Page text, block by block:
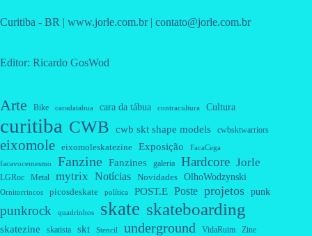
Curitiba - BR | www.jorle.com.br | contato@jorle.com.br
Editor: Ricardo GosWod
Arte Bike caradatabua cara da tábua contracultura Cultura
curitiba CWB cwb skt shape models cwbsktwarriors
eixomole eixomoleskatezine Exposição FacaCega
facavocemesmo Fanzine Fanzines galeria Hardcore Jorle
LGRoc Metal mytrix Notícias Novidades OlhoWodzynski
Ornitorrincos picosdeskate política POST.E Poste projetos punk
punkrock quadrinhos skate skateboarding
skatezine skatista skt Stencil underground VidaRuim Zine